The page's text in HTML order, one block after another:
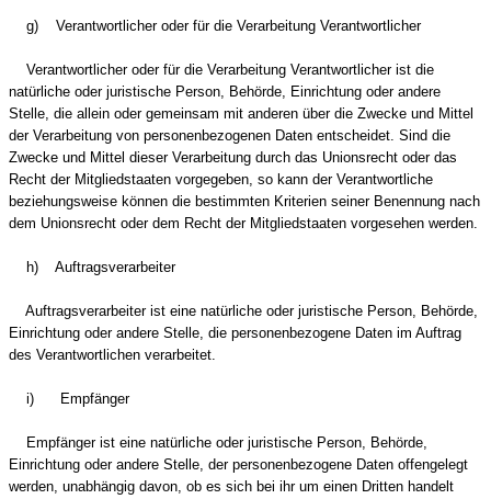
g) Verantwortlicher oder für die Verarbeitung Verantwortlicher
Verantwortlicher oder für die Verarbeitung Verantwortlicher ist die
natürliche oder juristische Person, Behörde, Einrichtung oder andere
Stelle, die allein oder gemeinsam mit anderen über die Zwecke und Mittel
der Verarbeitung von personenbezogenen Daten entscheidet. Sind die
Zwecke und Mittel dieser Verarbeitung durch das Unionsrecht oder das
Recht der Mitgliedstaaten vorgegeben, so kann der Verantwortliche
beziehungsweise können die bestimmten Kriterien seiner Benennung nach
dem Unionsrecht oder dem Recht der Mitgliedstaaten vorgesehen werden.
h) Auftragsverarbeiter
Auftragsverarbeiter ist eine natürliche oder juristische Person, Behörde,
Einrichtung oder andere Stelle, die personenbezogene Daten im Auftrag
des Verantwortlichen verarbeitet.
i) Empfänger
Empfänger ist eine natürliche oder juristische Person, Behörde,
Einrichtung oder andere Stelle, der personenbezogene Daten offengelegt
werden, unabhängig davon, ob es sich bei ihr um einen Dritten handelt